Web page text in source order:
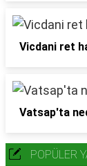
Vicdani ret
Vatsap'ta
POPÜLER